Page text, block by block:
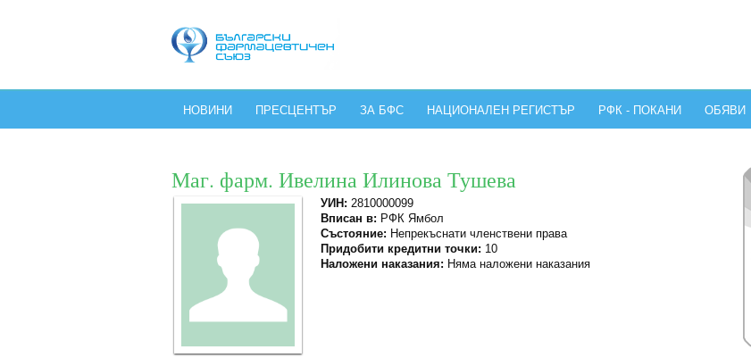
НОВИНИ ПРЕСЦЕНТЪР ЗА БФС НАЦИОНАЛЕН РЕГИСТЪР РФК - ПОКАНИ ОБЯВИ
Маг. фарм. Ивелина Илинова Тушева
УИН: 2810000099
Вписан в: РФК Ямбол
Състояние: Непрекъснати членствени права
Придобити кредитни точки: 10
Наложени наказания: Няма наложени наказания